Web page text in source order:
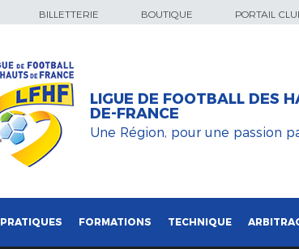
BILLETTERIE BOUTIQUE PORTAIL
LIGUE DE FOOTBALL DES
DE-FRANCE
Une Région, pour une passion
PRATIQUES FORMATIONS TECHNIQUE